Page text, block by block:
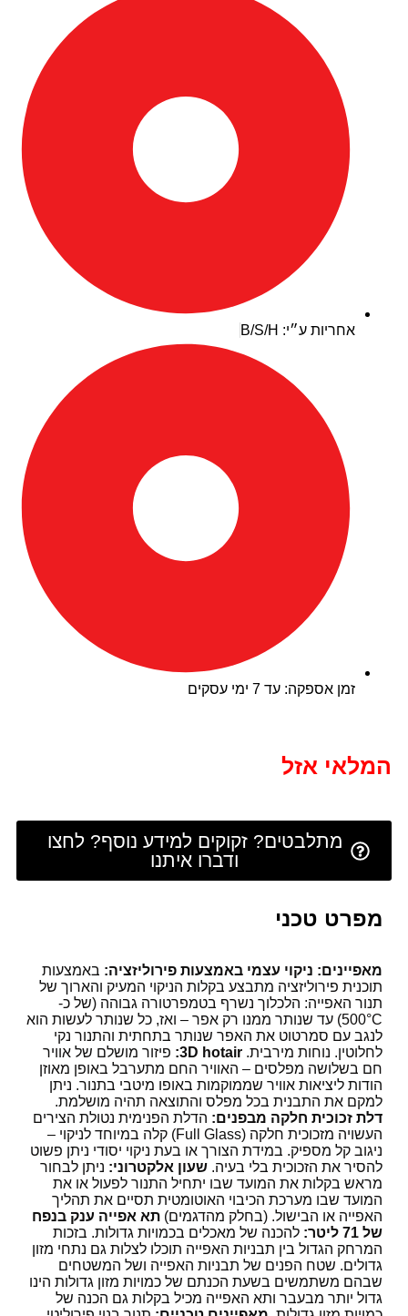
אחריות ע״י: B/S/H
זמן אספקה: עד 7 ימי עסקים
המלאי אזל
מתלבטים? זקוקים למידע נוסף? לחצו
ודברו איתנו
מפרט טכני
מאפיינים: ניקוי עצמי באמצעות פירוליזציה: באמצעות
תוכנית פירוליזציה מתבצע בקלות הניקוי המעיק והארוך של
תנור האפייה: הלכלוך נשרף בטמפרטורה גבוהה (של כ-
500°C) עד שנותר ממנו רק אפר – ואז, כל שנותר לעשות הוא
לנגב עם סמרטוט את האפר שנותר בתחתית והתנור נקי
לחלוטין. נוחות מירבית. 3D hotair: פיזור מושלם של אוויר
חם בשלושה מפלסים – האוויר החם מתערבל באופן מאוזן
הודות ליציאות אוויר שממוקמות באופו מיטבי בתנור. ניתן
למקם את התבנית בכל מפלס והתוצאה תהיה מושלמת.
דלת זכוכית חלקה מבפנים: הדלת הפנימית נטולת הצירים
העשויה מזכוכית חלקה (Full Glass) קלה במיוחד לניקוי –
ניגוב קל מספיק. במידת הצורך או בעת ניקוי יסודי ניתן פשוט
להסיר את הזכוכית בלי בעיה. שעון אלקטרוני: ניתן לבחור
מראש בקלות את המועד שבו יתחיל התנור לפעול או את
המועד שבו מערכת הכיבוי האוטומטית תסיים את תהליך
האפייה או הבישול. (בחלק מהדגמים) תא אפייה ענק בנפח
של 71 ליטר:
להכנה של מאכלים בכמויות גדולות. בזכות
המרחק הגדול בין תבניות האפייה תוכלו לצלות גם נתחי מזון
גדולים. שטח הפנים של תבניות האפייה ושל המשטחים
שבהם משתמשים בשעת הכנתם של כמויות מזון גדולות הינו
גדול יותר מבעבר ותא האפייה מכיל בקלות גם הכנה של